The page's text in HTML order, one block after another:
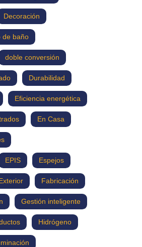
Decoración
de baño
doble conversión
Durabilidad
Eficiencia energética
En Casa
EPIS Espejos
Fabricación
Gestión inteligente
Hidrógeno